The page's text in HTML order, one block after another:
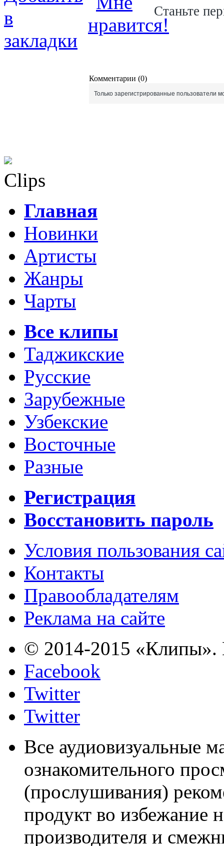
Станьте
Комментарии (0)
Только зарегистрированные пользователи
Clips
Главная
Новинки
Артисты
Жанры
Чарты
Все клипы
Таджикские
Русские
Зарубежные
Узбекские
Восточные
Разные
Регистрация
Восстановить пароль
Условия пользования
Контакты
Правообладателям
Реклама на сайте
© 2014-2015 «Клипы».
Facebook
Twitter
Twitter
Все аудиовизуальные
ознакомительного
(прослушивания)
продукт во избежание
производителя и